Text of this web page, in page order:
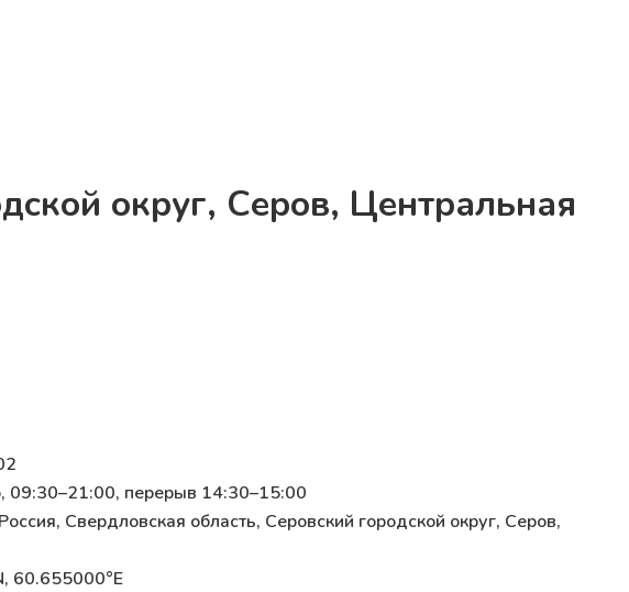
округ, Серов, Центральная
09:30–21:00, перерыв 14:30–15:00
Свердловская область, Серовский городской округ, Серов,
60.655000°E